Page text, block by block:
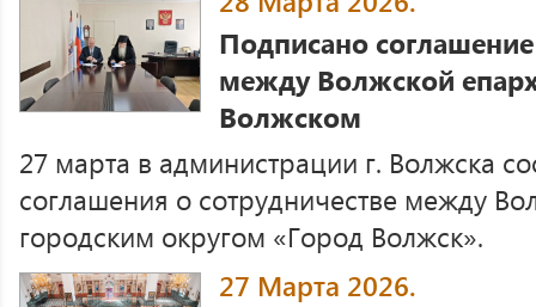
Подписано
между Волжской
Волжском
27 марта в администрации г. Волжска
соглашения о сотрудничестве между
городским округом «Город Волжск».
27 Марта 2026.